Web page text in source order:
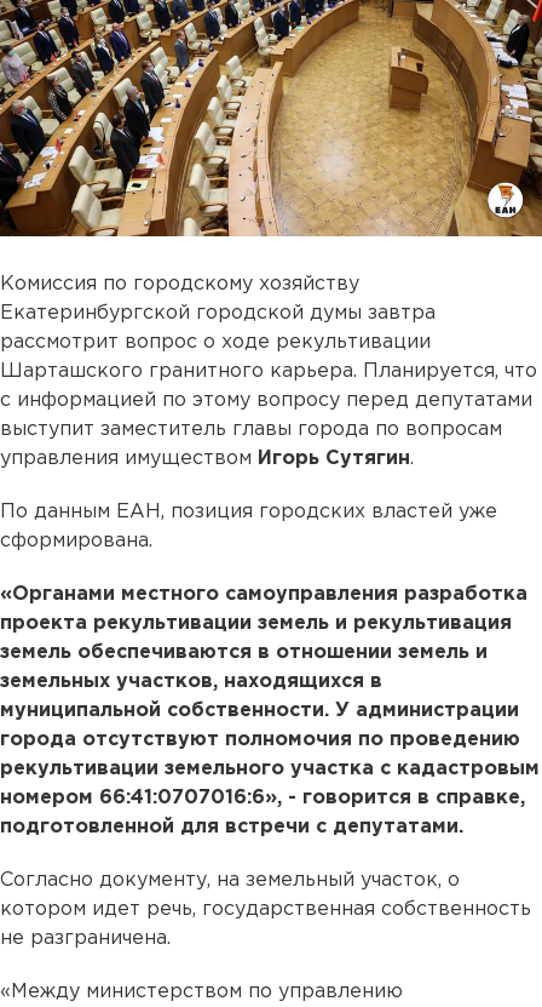
Комиссия по городскому хозяйству
Екатеринбургской городской думы завтра
рассмотрит вопрос о ходе рекультивации
Шарташского гранитного карьера. Планируется, что
с информацией по этому вопросу перед депутатами
выступит заместитель главы города по вопросам
управления имуществом Игорь Сутягин.
По данным ЕАН, позиция городских властей уже
сформирована.
«Органами местного самоуправления разработка
проекта рекультивации земель и рекультивация
земель обеспечиваются в отношении земель и
земельных участков, находящихся в
муниципальной собственности. У администрации
города отсутствуют полномочия по проведению
рекультивации земельного участка с кадастровым
номером 66:41:0707016:6», - говорится в справке,
подготовленной для встречи с депутатами.
Согласно документу, на земельный участок, о
котором идет речь, государственная собственность
не разграничена.
«Между министерством по управлению